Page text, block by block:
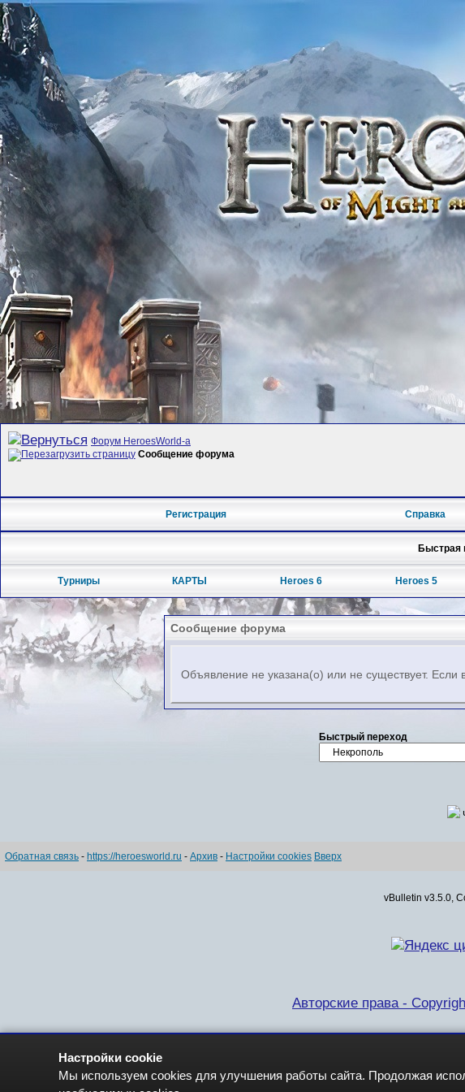
Форум HeroesWorld-а
Сообщение форума
Регистрация Справка
Быстрая
Турниры КАРТЫ Heroes 6 Heroes 5
Сообщение форума
Объявление не указана(о) или не существует.
Быстрый переход
Обратная связь - https://heroesworld.ru - Архив - Настройки cookies Вверх
vBulletin v3.5.0,
Авторские права -
Настройки cookie
Мы используем cookies для улучшения работы сайта. Продолжая